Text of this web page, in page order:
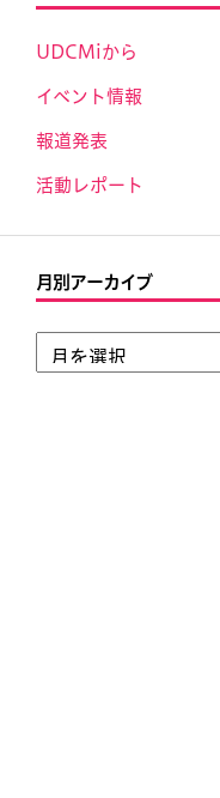
UDCMiから
イベント情報
報道発表
活動レポート
月別アーカイブ